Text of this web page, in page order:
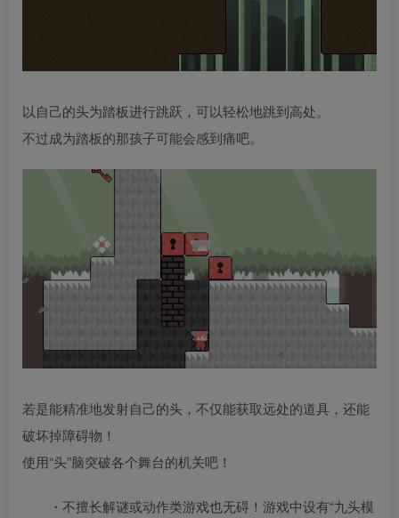
以自己的头为踏板进行跳跃，可以轻松地跳到高处。
不过成为踏板的那孩子可能会感到痛吧。
若是能精准地发射自己的头，不仅能获取远处的道具，还能
破坏掉障碍物！
使用“头”脑突破各个舞台的机关吧！
・不擅长解谜或动作类游戏也无碍！游戏中设有“九头模